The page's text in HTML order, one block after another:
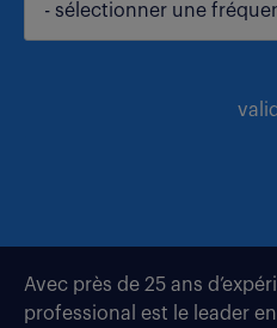
- sélectionner une
Avec près de 25 ans
professional est le leader